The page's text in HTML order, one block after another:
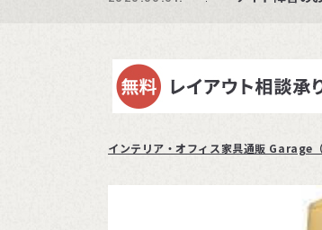
インテリア・オフィス家具通販 Garage（